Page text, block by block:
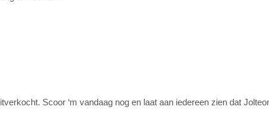
Scoor ‘m vandaag nog en laat aan iedereen zien dat